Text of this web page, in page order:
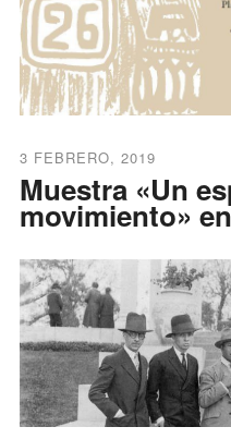
3 FEBRERO, 2019
Muestra «Un
movimiento»